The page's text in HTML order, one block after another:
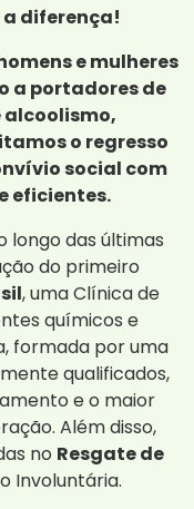
diferença!
e mulheres
a portadores de
o regresso
social com
eficientes.
longo das últimas
do primeiro
, uma Clínica de
químicos e
formada por uma
qualificados,
e o maior
Além disso,
no Resgate de
Involuntária.